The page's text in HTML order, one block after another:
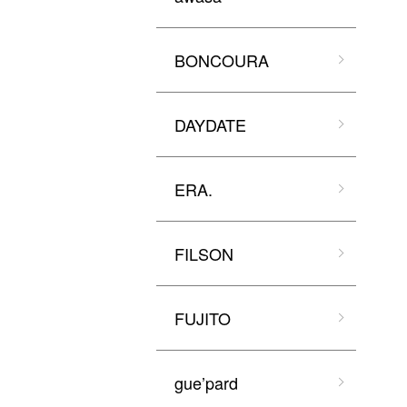
BONCOURA
DAYDATE
ERA.
FILSON
FUJITO
gue’pard